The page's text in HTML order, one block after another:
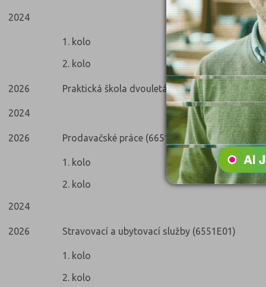
2024
1. kolo
2. kolo
2026 Praktická škola dvouletá (7862C02)
2024
2026 Prodavačské práce (6651E01)
1. kolo
2. kolo
2024
2026 Stravovací a ubytovací služby (6551E01)
1. kolo
2. kolo